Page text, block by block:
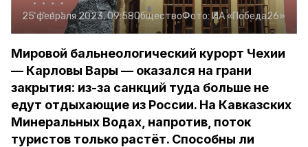
25 февраля 2023, 09:58ОбществоФото: ИА «Победа26»
Мировой бальнеологический курорт Чехии
— Карловы Вары — оказался на грани
закрытия: из-за санкций туда больше не
едут отдыхающие из России. На Кавказских
Минеральных Водах, напротив, поток
туристов только растёт. Способны ли